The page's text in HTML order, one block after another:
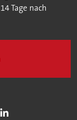
Tage nach